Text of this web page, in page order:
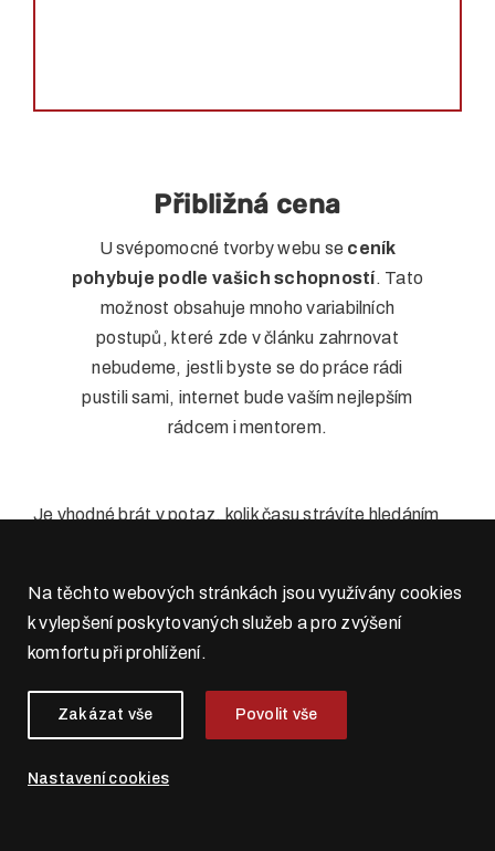
Přibližná cena
U svépomocné tvorby webu se ceník
pohybuje podle vašich schopností. Tato
možnost obsahuje mnoho variabilních
postupů, které zde v článku zahrnovat
nebudeme, jestli byste se do práce rádi
pustili sami, internet bude vaším nejlepším
rádcem i mentorem.
Je vhodné brát v potaz, kolik času strávíte hledáním
a uživatelsky, budete se učit postavit barák od
cihly.Váš čas je cenný a můžete ho využít na
další potřebné aktivity v podnikání, jako je
prodej či marketing, čímž na nový web vyděláte
a zároveň rozvíjíte dál váš byznys.
Na těchto webových stránkách jsou využívány cookies
k vylepšení poskytovaných služeb a pro zvýšení
komfortu při prohlížení.
Nastavení cookies
Zakázat vše Povolit vše